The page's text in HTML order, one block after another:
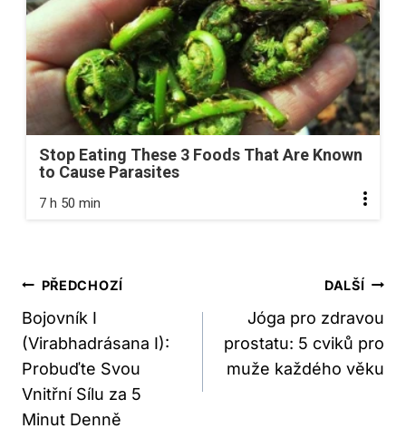
Stop Eating These 3 Foods That Are Known
to Cause Parasites
7 h 50 min
Navigace
Pro
Příspěvek
PŘEDCHOZÍ
Bojovník I
(Virabhadrásana I):
Probuďte Svou
Vnitřní Sílu za 5
Minut Denně
DALŠÍ
Jóga pro zdravou
prostatu: 5 cviků pro
muže každého věku